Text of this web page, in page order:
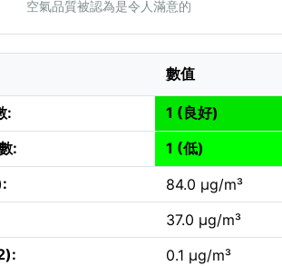
空氣品質被認為是令人滿意的
數值
:
1 (良好)
:
1 (低)
84.0 µg/m³
37.0 µg/m³
0.1 µg/m³